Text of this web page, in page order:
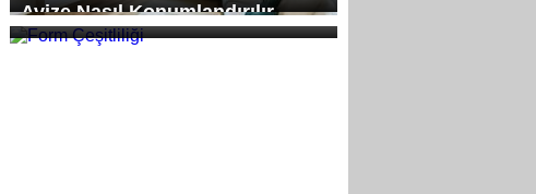
Avize Nasıl Konumlandırılır